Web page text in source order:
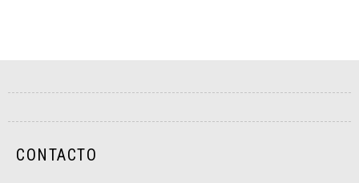
CONTACTO